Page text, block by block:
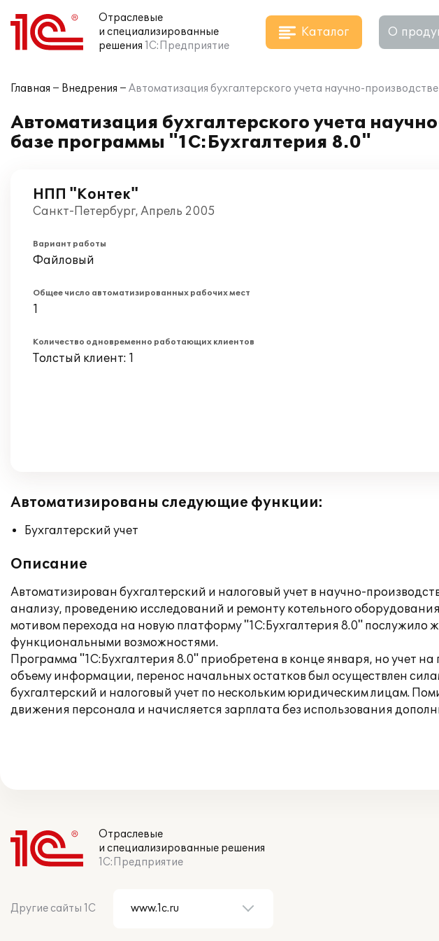
Отраслевые
и специализированные
решения 1С:Предприятие
Каталог О
Главная Внедрения Автоматизация бухгалтерского учета научно-
Автоматизация бухгалтерского учета
базе программы "1С:Бухгалтерия 8.0"
НПП "Контек"
Санкт-Петербург, Апрель 2005
Вариант работы
Файловый
Общее число автоматизированных рабочих мест
1
Количество одновременно работающих клиентов
Толстый клиент: 1
Автоматизированы следующие функции:
Бухгалтерский учет
Описание
Автоматизирован бухгалтерский и налоговый учет в научно-
анализу, проведению исследований и ремонту котельного
мотивом перехода на новую платформу "1С:Бухгалтерия 8.0"
функциональными возможностями.
Программа "1С:Бухгалтерия 8.0" приобретена в конце января, но учет
объему информации, перенос начальных остатков был осуществлен
бухгалтерский и налоговый учет по нескольким юридическим лицам.
движения персонала и начисляется зарплата без использования
Отраслевые
и специализированные решения
1С:Предприятие
Другие сайты 1С